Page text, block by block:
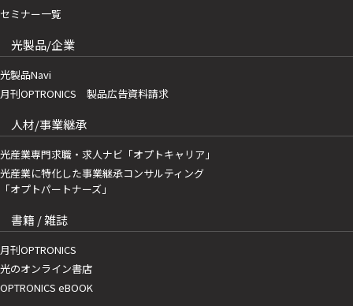
セミナー一覧
光製品/企業
光製品Navi
月刊OPTRONICS 製品広告資料請求
人材/事業継承
光産業専門求職・求人ナビ「オプトキャリア」
光産業に特化した事業継承コンサルティング
「オプトパートナーズ」
書籍 / 雑誌
月刊OPTRONICS
光のオンライン書店
OPTRONICS eBOOK